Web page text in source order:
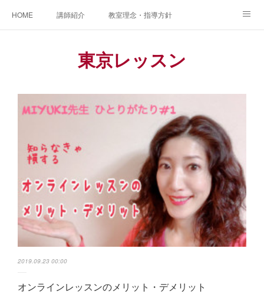
HOME 講師紹介 教室理念・指導方針
アメブロ
演奏スケジュール
東京レッスン
2019.09.23 00:00
オンラインレッスンのメリット・デメリット